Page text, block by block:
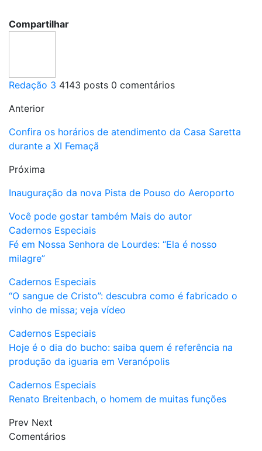
Compartilhar
Redação 3 4143 posts 0 comentários
Anterior
Confira os horários de atendimento da Casa Saretta
durante a XI Femaçã
Próxima
Inauguração da nova Pista de Pouso do Aeroporto
Você pode gostar também Mais do autor
Cadernos Especiais
Fé em Nossa Senhora de Lourdes: “Ela é nosso
milagre”
Cadernos Especiais
“O sangue de Cristo”: descubra como é fabricado o
vinho de missa; veja vídeo
Cadernos Especiais
Hoje é o dia do bucho: saiba quem é referência na
produção da iguaria em Veranópolis
Cadernos Especiais
Renato Breitenbach, o homem de muitas funções
Prev Next
Comentários